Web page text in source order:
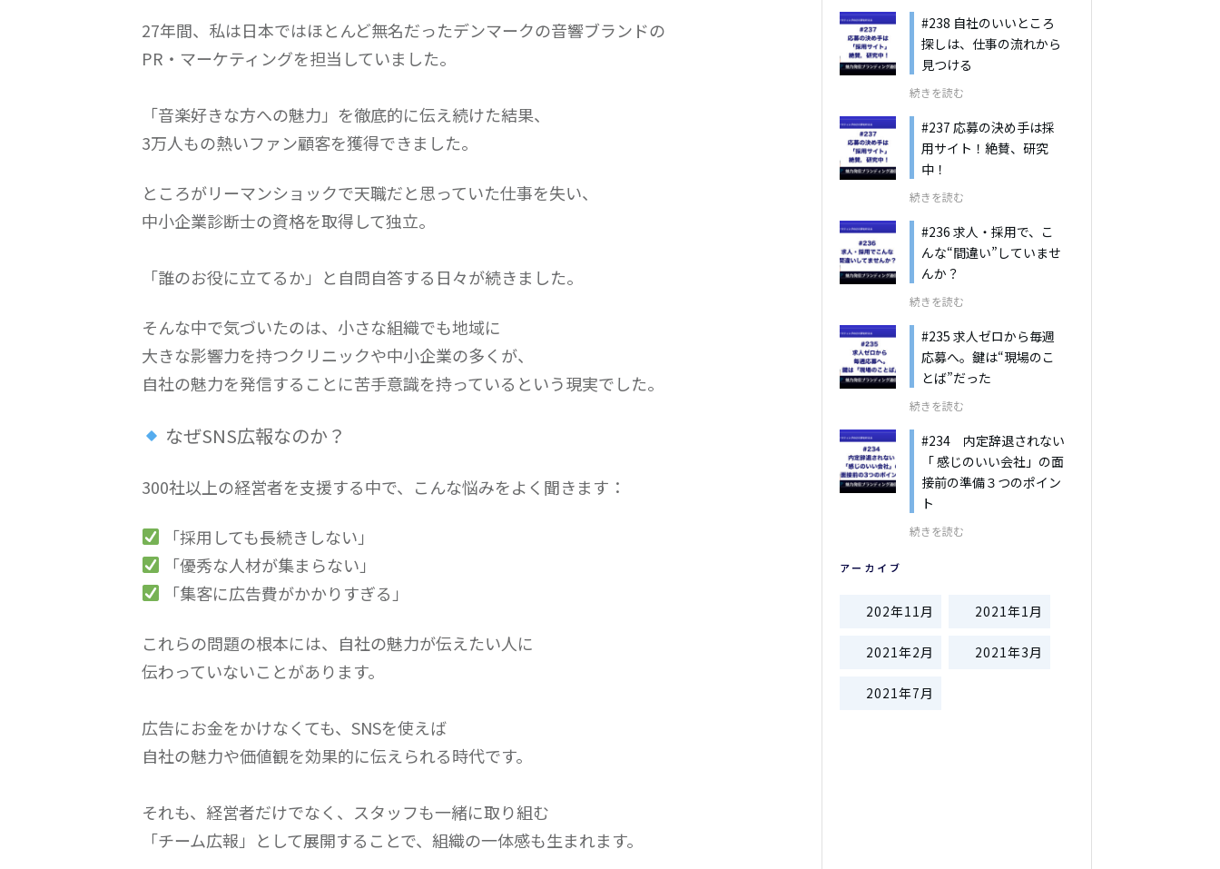
27年間、私は日本ではほとんど無名だったデンマークの音響ブランドの
PR・マーケティングを担当していました。
「音楽好きな方への魅力」を徹底的に伝え続けた結果、
3万人もの熱いファン顧客を獲得できました。
ところがリーマンショックで天職だと思っていた仕事を失い、
中小企業診断士の資格を取得して独立。
「誰のお役に立てるか」と自問自答する日々が続きました。
そんな中で気づいたのは、小さな組織でも地域に
大きな影響力を持つクリニックや中小企業の多くが、
自社の魅力を発信することに苦手意識を持っているという現実でした。
なぜSNS広報なのか？
300社以上の経営者を支援する中で、こんな悩みをよく聞きます：
「採用しても長続きしない」
「優秀な人材が集まらない」
「集客に広告費がかかりすぎる」
これらの問題の根本には、自社の魅力が伝えたい人に
伝わっていないことがあります。
広告にお金をかけなくても、SNSを使えば
自社の魅力や価値観を効果的に伝えられる時代です。
それも、経営者だけでなく、スタッフも一緒に取り組む
「チーム広報」として展開することで、組織の一体感も生まれます。
#238 自社のいいところ
探しは、仕事の流れから
見つける
続きを読む
#237 応募の決め手は採
用サイト！絶賛、研究
中！
続きを読む
#236 求人・採用で、こ
んな“間違い”していませ
んか？
続きを読む
#235 求人ゼロから毎週
応募へ。鍵は“現場のこ
とば”だった
続きを読む
#234 内定辞退されない
「 感じのいい会社」の面
接前の準備３つのポイン
ト
続きを読む
アーカイブ
202年11月 2021年1月
2021年2月 2021年3月
2021年7月